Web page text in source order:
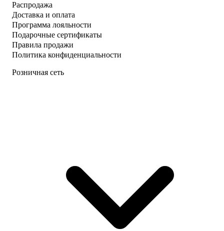
Распродажа
Доставка и оплата
Программа лояльности
Подарочные сертификаты
Правила продажи
Политика конфиденциальности
Розничная сеть